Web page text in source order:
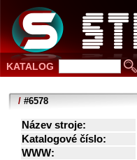
KATALOG
/ #6578
Název stroje:
Katalogové číslo:
WWW: